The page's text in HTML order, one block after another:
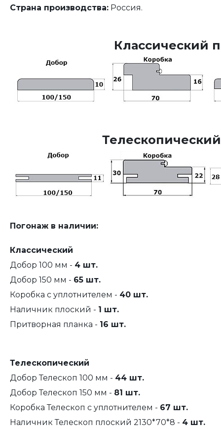
Страна производства: Россия.
Классический
Погонаж в наличии:
Классический
Добор 100 мм - 4 шт.
Добор 150 мм - 65 шт.
Коробка с уплотнителем - 40 шт.
Наличник плоский - 1 шт.
Притворная планка - 16 шт.
Телескопический
Добор Телескоп 100 мм - 44 шт.
Добор Телескоп 150 мм - 81 шт.
Коробка Телескоп с уплотнителем - 67 шт.
Наличник Телескоп плоский 2130*70*8 - 4 шт.